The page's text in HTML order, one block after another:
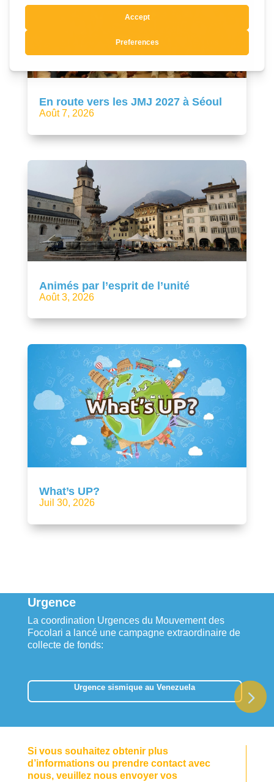
En route vers les JMJ 2027 à Séoul
Août 7, 2026
Animés par l’esprit de l’unité
Août 3, 2026
What’s UP?
Juil 30, 2026
Urgence
La coordination Urgences du Mouvement des
Focolari a lancé une campagne extraordinaire de
collecte de fonds:
Urgence sismique au Venezuela
Si vous souhaitez obtenir plus
d’informations ou prendre contact avec
nous, veuillez nous envoyer vos